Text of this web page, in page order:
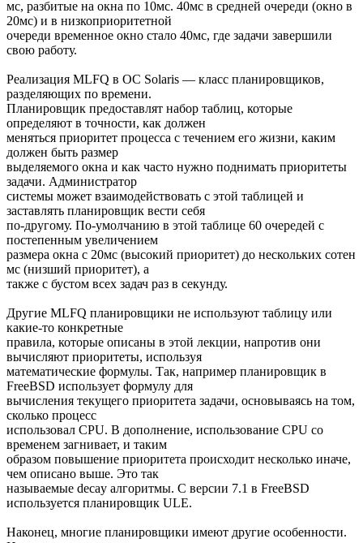
мс, разбитые на окна по 10мс. 40мс в средней очереди (окно в
20мс) и в низкоприоритетной
очереди временное окно стало 40мс, где задачи завершили
свою работу.
Реализация MLFQ в ОС Solaris — класс планировщиков,
разделяющих по времени.
Планировщик предоставлят набор таблиц, которые
определяют в точности, как должен
меняться приоритет процесса с течением его жизни, каким
должен быть размер
выделяемого окна и как часто нужно поднимать приоритеты
задачи. Администратор
системы может взаимодействовать с этой таблицей и
заставлять планировщик вести себя
по-другому. По-умолчанию в этой таблице 60 очередей с
постепенным увеличением
размера окна с 20мс (высокий приоритет) до нескольких сотен
мс (низший приоритет), а
также с бустом всех задач раз в секунду.
Другие MLFQ планировщики не используют таблицу или
какие-то конкретные
правила, которые описаны в этой лекции, напротив они
вычисляют приоритеты, используя
математические формулы. Так, например планировщик в
FreeBSD использует формулу для
вычисления текущего приоритета задачи, основываясь на том,
сколько процесс
использовал CPU. В дополнение, использование CPU со
временем загнивает, и таким
образом повышение приоритета происходит несколько иначе,
чем описано выше. Это так
называемые decay алгоритмы. С версии 7.1 в FreeBSD
используется планировщик ULE.
Наконец, многие планировщики имеют другие особенности.